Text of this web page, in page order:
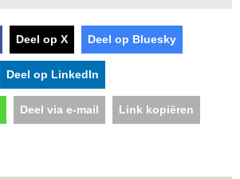
Deel op X Deel op Bluesky
Deel op LinkedIn
Deel via e-mail Link kopiëren